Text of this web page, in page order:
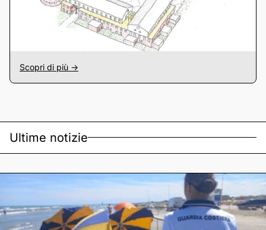
Scopri di più ->
Ultime notizie